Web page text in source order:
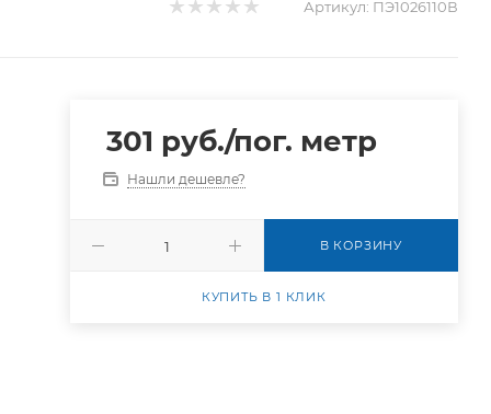
Артикул: ПЭ1026110В
301 руб./пог. метр
Нашли дешевле?
В КОРЗИНУ
КУПИТЬ В 1 КЛИК